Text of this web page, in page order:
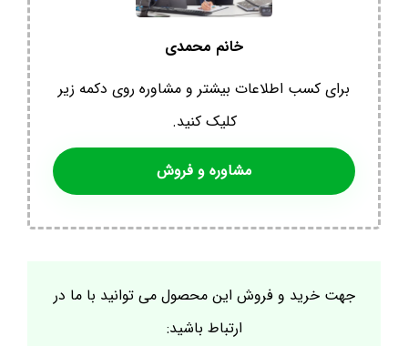
خانم محمدی
برای کسب اطلاعات بیشتر و مشاوره روی دکمه زیر
کلیک کنید.
مشاوره و فروش
جهت خرید و فروش این محصول می توانید با ما در
ارتباط باشید: